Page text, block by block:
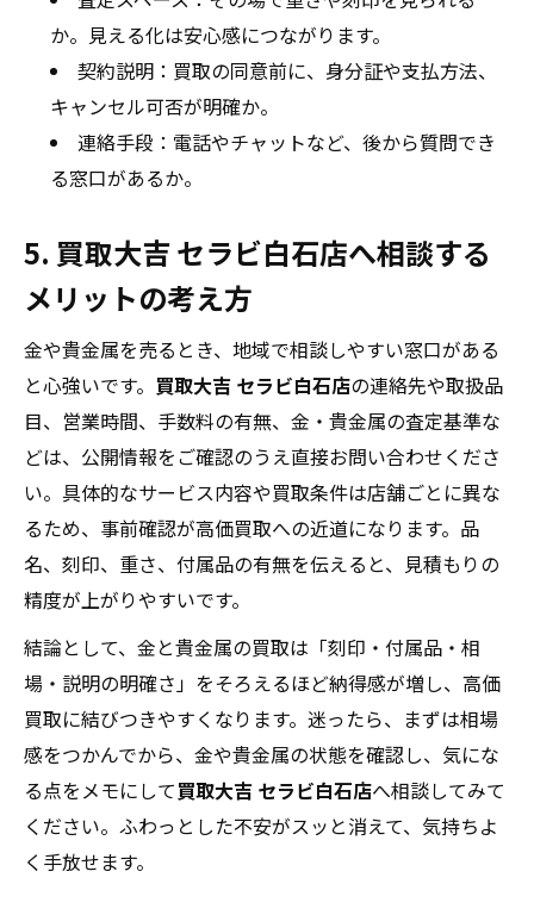
か。見える化は安心感につながります。
契約説明：買取の同意前に、身分証や支払方法、
キャンセル可否が明確か。
連絡手段：電話やチャットなど、後から質問でき
る窓口があるか。
5. 買取大吉 セラビ白石店へ相談する
メリットの考え方
金や貴金属を売るとき、地域で相談しやすい窓口がある
と心強いです。 買取大吉 セラビ白石店の連絡先や取扱品
目、営業時間、手数料の有無、金・貴金属の査定基準な
どは、公開情報をご確認のうえ直接お問い合わせくださ
い。具体的なサービス内容や買取条件は店舗ごとに異な
るため、事前確認が高価買取への近道になります。品
名、刻印、重さ、付属品の有無を伝えると、見積もりの
精度が上がりやすいです。
結論として、金と貴金属の買取は「刻印・付属品・相
場・説明の明確さ」をそろえるほど納得感が増し、高価
買取に結びつきやすくなります。迷ったら、まずは相場
感をつかんでから、金や貴金属の状態を確認し、気にな
る点をメモにして買取大吉 セラビ白石店へ相談してみて
ください。ふわっとした不安がスッと消えて、気持ちよ
く手放せます。